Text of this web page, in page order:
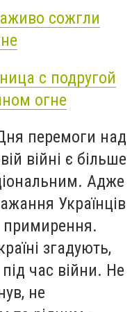
сожгли
с подругой
огне
перемоги над
війні є більше
Адже
Українців
примирення.
згадують,
час війни. Не
не